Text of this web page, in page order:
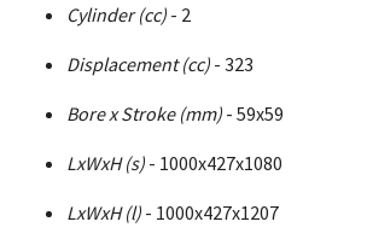
Cylinder (cc) - 2
Displacement (cc) - 323
Bore x Stroke (mm) - 59x59
LxWxH (s) - 1000x427x1080
LxWxH (l) - 1000x427x1207